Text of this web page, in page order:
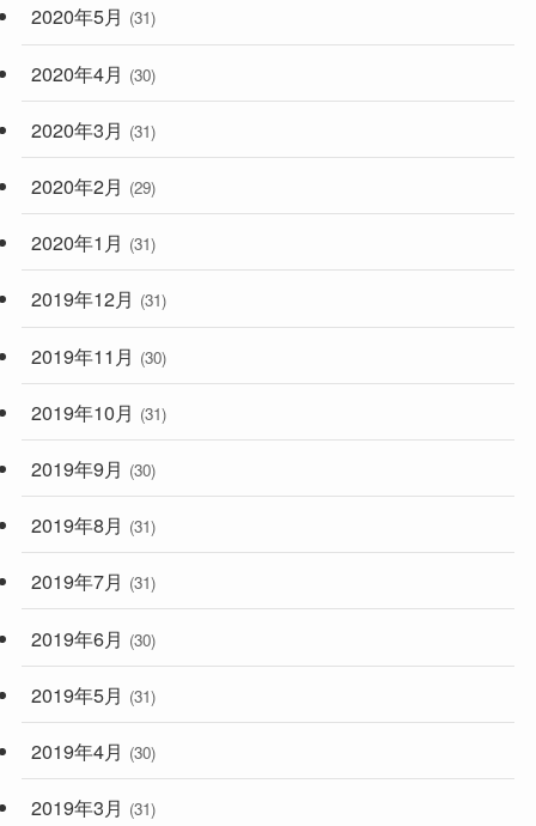
2020年5月 (31)
2020年4月 (30)
2020年3月 (31)
2020年2月 (29)
2020年1月 (31)
2019年12月 (31)
2019年11月 (30)
2019年10月 (31)
2019年9月 (30)
2019年8月 (31)
2019年7月 (31)
2019年6月 (30)
2019年5月 (31)
2019年4月 (30)
2019年3月 (31)